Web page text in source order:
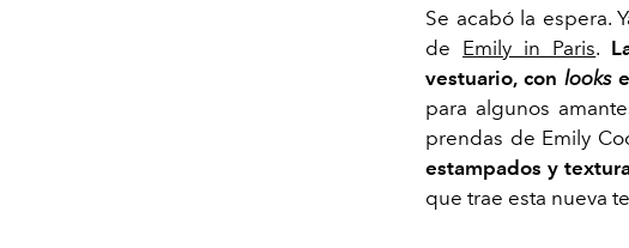
Se acabó la espera.
de Emily in Paris.
vestuario, con looks
para algunos
prendas de Emily
estampados y
que trae esta nueva